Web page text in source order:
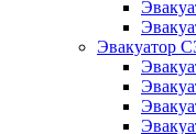
Эвакуатор